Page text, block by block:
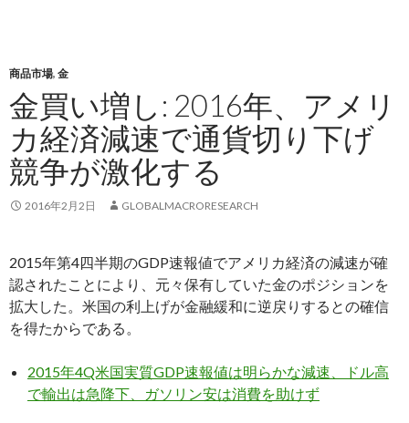
商品市場, 金
金買い増し: 2016年、アメリ
カ経済減速で通貨切り下げ
競争が激化する
2016年2月2日 GLOBALMACRORESEARCH
2015年第4四半期のGDP速報値でアメリカ経済の減速が確
認されたことにより、元々保有していた金のポジションを
拡大した。米国の利上げが金融緩和に逆戻りするとの確信
を得たからである。
2015年4Q米国実質GDP速報値は明らかな減速、ドル高
で輸出は急降下、ガソリン安は消費を助けず